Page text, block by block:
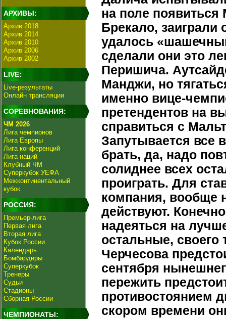
АРХИВЫ:
Архив 2018
Архив 2014
Архив 2010
Архив 2006
Архив 2002
LIVE:
Live-результаты
Онлайн трансляции
СОРЕВНОВАНИЯ:
ЧМ 2026
Лига чемпионов
Лига Европы
Лига конференций
Лига наций
Клубный ЧМ
Суперкубок УЕФА
Межконтинентальный
кубок
РОССИЯ:
Премьер-лига
Первая лига
Вторая лига
Кубок России
Календарь
Бомбардиры
Суперкубок
Тренеры
Судьи
Стадионы
Сборная России
ЧЕМПИОНАТЫ:
на поле
Брекало, заиграли
удалось
сделали они это
Перишича.
Манджи, но
именно вице-
претендентов на
справиться с
Запутывается все
брать, да, надо
солиднее всех
проиграть. Для
компания, вообще
действуют.
надеяться на
остальные,
Черчесова
сентября
пережить
противостоянием
скором времени